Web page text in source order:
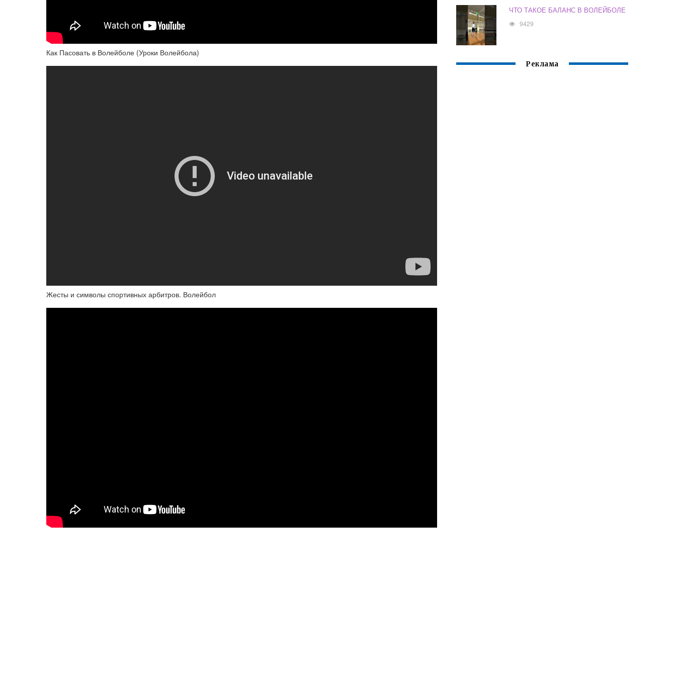
Как Пасовать в Волейболе (Уроки Волейбола)
Жесты и символы спортивных арбитров. Волейбол
ЧТО ТАКОЕ БАЛАНС В ВОЛЕЙБОЛЕ
9429
Реклама